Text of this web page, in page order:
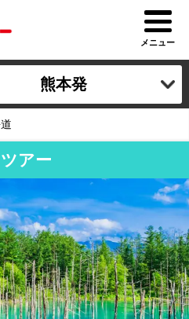
メニュー
熊本発
アー